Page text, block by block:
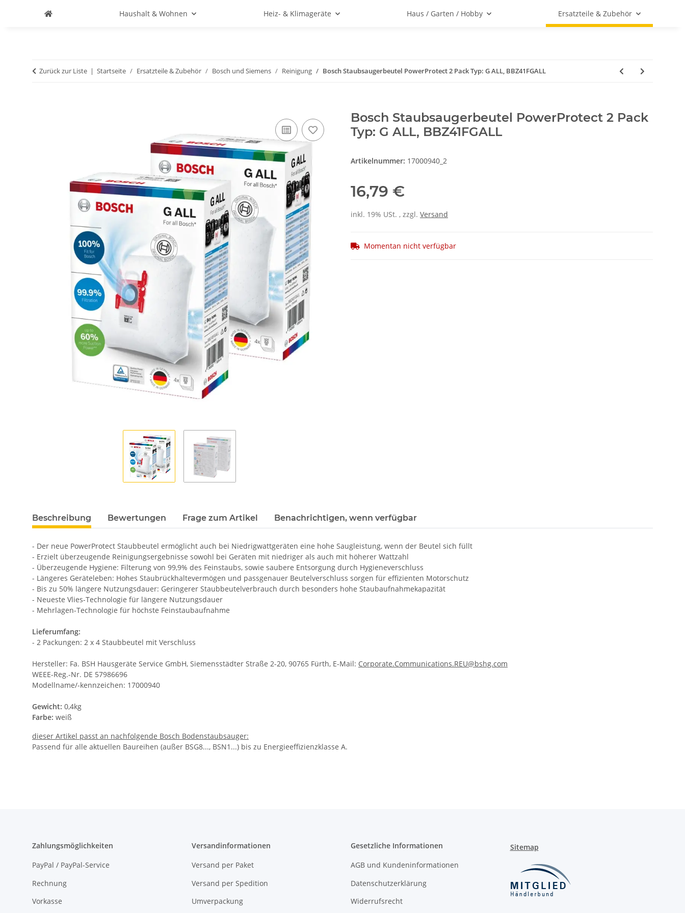
Haushalt & Wohnen Heiz- & Klimageräte Haus / Garten / Hobby Ersatzteile & Zubehör
Zurück zur Liste Startseite Ersatzteile & Zubehör Bosch und Siemens Reinigung Bosch Staubsaugerbeutel PowerProtect 2 Pack Typ: G ALL, BBZ41FGALL
Bosch Staubsaugerbeutel PowerProtect 2 Pack
Typ: G ALL, BBZ41FGALL
Artikelnummer: 17000940_2
16,79 €
inkl. 19% USt. , zzgl. Versand
Momentan nicht verfügbar
Beschreibung Bewertungen Frage zum Artikel Benachrichtigen, wenn verfügbar
- Der neue PowerProtect Staubbeutel ermöglicht auch bei Niedrigwattgeräten eine hohe Saugleistung, wenn der Beutel sich füllt
- Erzielt überzeugende Reinigungsergebnisse sowohl bei Geräten mit niedriger als auch mit höherer Wattzahl
- Überzeugende Hygiene: Filterung von 99,9% des Feinstaubs, sowie saubere Entsorgung durch Hygieneverschluss
- Längeres Geräteleben: Hohes Staubrückhaltevermögen und passgenauer Beutelverschluss sorgen für effizienten Motorschutz
- Bis zu 50% längere Nutzungsdauer: Geringerer Staubbeutelverbrauch durch besonders hohe Staubaufnahmekapazität
- Neueste Vlies-Technologie für längere Nutzungsdauer
- Mehrlagen-Technologie für höchste Feinstaubaufnahme
Lieferumfang:
- 2 Packungen: 2 x 4 Staubbeutel mit Verschluss
Hersteller: Fa. BSH Hausgeräte Service GmbH, Siemensstädter Straße 2-20, 90765 Fürth, E-Mail: Corporate.Communications.REU@bshg.com
WEEE-Reg.-Nr. DE 57986696
Modellname/-kennzeichen: 17000940
Gewicht: 0,4kg
Farbe: weiß
dieser Artikel passt an nachfolgende Bosch Bodenstaubsauger:
Passend für alle aktuellen Baureihen (außer BSG8..., BSN1...) bis zu Energieeffizienzklasse A.
Zahlungsmöglichkeiten
PayPal / PayPal-Service
Rechnung
Vorkasse
Versandinformationen
Versand per Paket
Versand per Spedition
Umverpackung
Gesetzliche Informationen
AGB und Kundeninformationen
Datenschutzerklärung
Widerrufsrecht
Sitemap